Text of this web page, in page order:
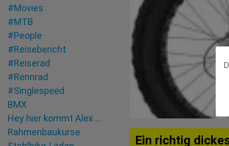
#Movies
#MTB
#People
#Reisebericht
#Reiserad
#Rennrad
#Singlespeed
BMX
Hey hier kommt Alex …
Rahmenbaukurse
Ein richtig